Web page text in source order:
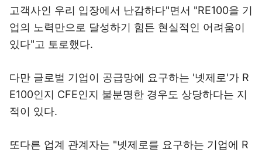
고객사인 우리 입장에서 난감하다"면서 "RE100을 기
업의 노력만으로 달성하기 힘든 현실적인 어려움이
있다"고 토로했다.
다만 글로벌 기업이 공급망에 요구하는 '넷제로'가 R
E100인지 CFE인지 불분명한 경우도 상당하다는 지
적이 있다.
또다른 업계 관계자는 "넷제로를 요구하는 기업에 R